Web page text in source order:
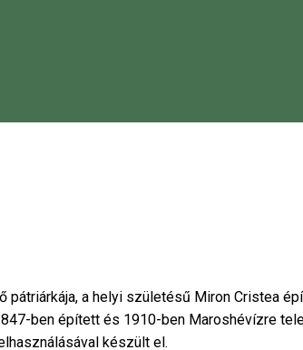
a helyi születésű Miron Cristea
ben épített és 1910-ben Maroshévízre
készült el.